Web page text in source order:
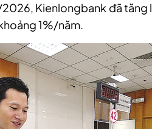
Kienlongbank đã tăng
1%/năm.